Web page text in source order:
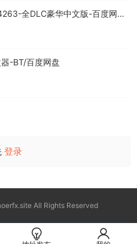
全DLC豪华中文版-百度网盘
-BT/百度网盘
登录
All Rights Reserved